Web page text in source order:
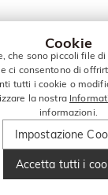
Cookie
che sono piccoli file
ci consentono di
tutti i cookie o
la nostra
informazioni.
Impostazione
Accetta tutti i